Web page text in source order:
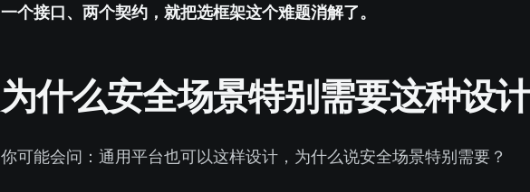
一个接口、两个契约，就把”选框架”这个难题消解了。
为什么安全场景特别需要这种设计
你可能会问：通用 Agent 平台也可以这样设计，为什么说安全场景特别需要？